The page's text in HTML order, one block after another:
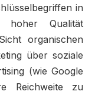
in
hoher Qualität
organischen
über soziale
(wie Google
Reichweite zu